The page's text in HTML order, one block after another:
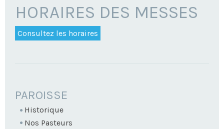
HORAIRES DES MESSES
Consultez les horaires
NAVIGATION
PAROISSE
Historique
Nos Pasteurs